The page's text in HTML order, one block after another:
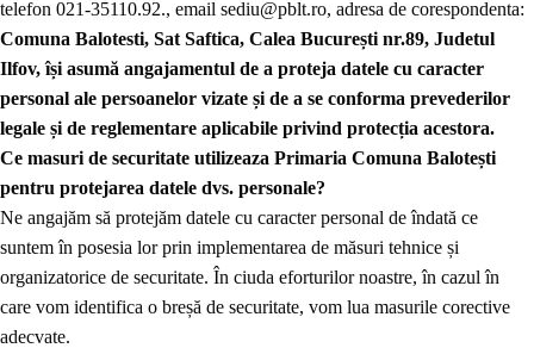
telefon 021-35110.92., email sediu@pblt.ro, adresa de corespondenta:
Comuna Balotesti, Sat Saftica, Calea București nr.89, Judetul
Ilfov, își asumă angajamentul de a proteja datele cu caracter
personal ale persoanelor vizate și de a se conforma prevederilor
legale și de reglementare aplicabile privind protecția acestora.
Ce masuri de securitate utilizeaza Primaria Comuna Balotești
pentru protejarea datele dvs. personale?
Ne angajăm să protejăm datele cu caracter personal de îndată ce
suntem în posesia lor prin implementarea de măsuri tehnice și
organizatorice de securitate. În ciuda eforturilor noastre, în cazul în
care vom identifica o breșă de securitate, vom lua masurile corective
adecvate.